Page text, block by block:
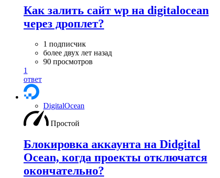
Как залить сайт wp на digitalocean
через дроплет?
1 подписчик
более двух лет назад
90 просмотров
1
ответ
DigitalOcean
Простой
Блокировка аккаунта на Didgital
Ocean, когда проекты отключатся
окончательно?